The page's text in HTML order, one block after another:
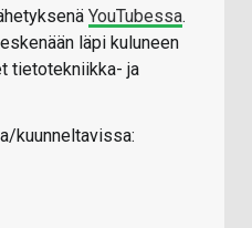
YouTubessa.
läpi kuluneen
tietotekniikka- ja
kuunneltavissa: